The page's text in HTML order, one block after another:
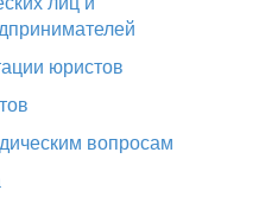
юристов
вопросам